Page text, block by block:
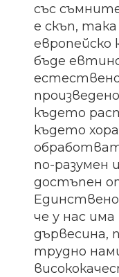
със
е скъп,
европейско
бъде
където
където
по-разумен
достъпен
че у нас има
дървесина,
трудно